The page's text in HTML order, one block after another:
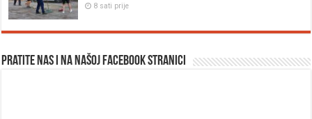
8 sati prije
Pratite nas i na našoj facebook stranici